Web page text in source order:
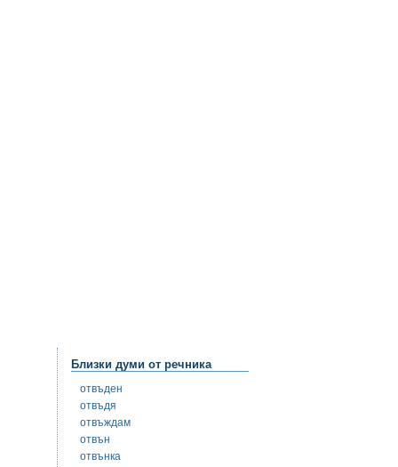
Близки думи от речника
отвъден
отвъдя
отвъждам
отвън
отвънка